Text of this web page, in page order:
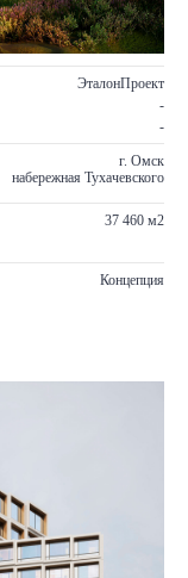
ЭталонПроект
-
-
г. Омск
набережная Тухачевского
37 460 м2
Концепция